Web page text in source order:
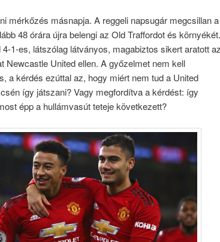
mérkőzés másnapja. A reggeli napsugár megcsillan a
48 órára újra belengi az Old Traffordot és környékét.
1-es, látszólag látványos, magabiztos sikert aratott az
Newcastle United ellen. A győzelmet nem kell
a kérdés ezúttal az, hogy miért nem tud a United
így játszani? Vagy megfordítva a kérdést: így
épp a hullámvasút teteje következett?